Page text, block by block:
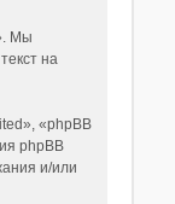
Мы
на
«phpBB
phpBB
и/или